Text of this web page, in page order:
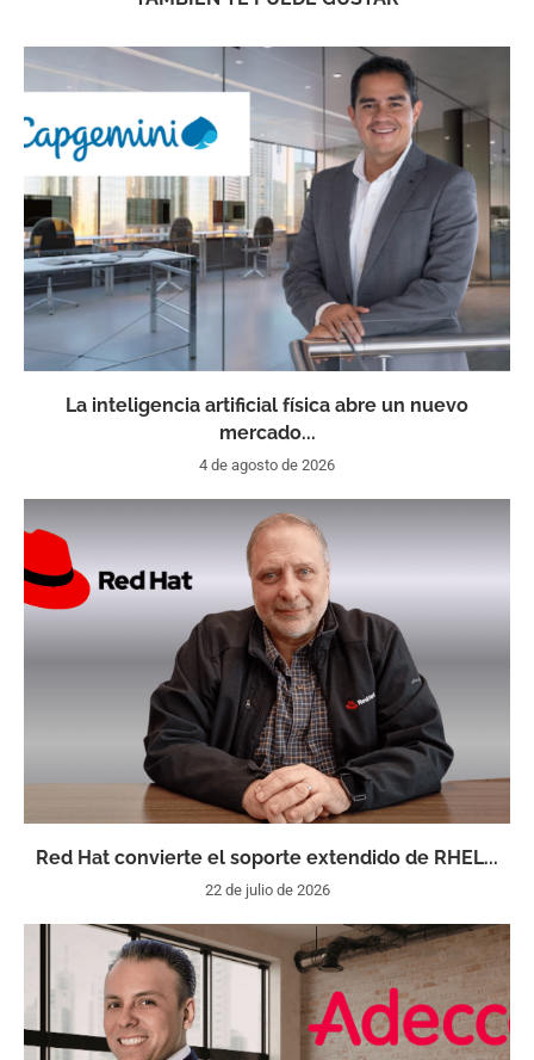
La inteligencia artificial física abre un nuevo
mercado...
4 de agosto de 2026
Red Hat convierte el soporte extendido de RHEL...
22 de julio de 2026